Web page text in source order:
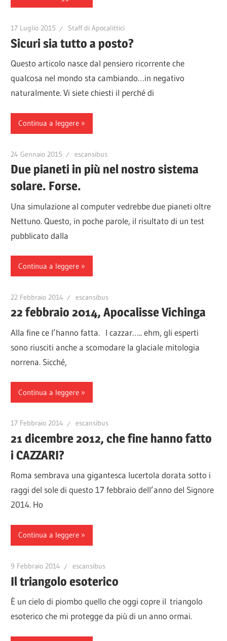
17 Luglio 2015 Staff di Apocalittici
Sicuri sia tutto a posto?
Questo articolo nasce dal pensiero ricorrente che
qualcosa nel mondo sta cambiando…in negativo
naturalmente. Vi siete chiesti il perché di
Continua a leggere
24 Gennaio 2015 escansibus
Due pianeti in più nel nostro sistema
solare. Forse.
Una simulazione al computer vedrebbe due pianeti oltre
Nettuno. Questo, in poche parole, il risultato di un test
pubblicato dalla
Continua a leggere
22 Febbraio 2014 escansibus
22 febbraio 2014, Apocalisse Vichinga
Alla fine ce l’hanno fatta. I cazzar….. ehm, gli esperti
sono riusciti anche a scomodare la glaciale mitologia
norrena. Sicché,
Continua a leggere
17 Febbraio 2014 escansibus
21 dicembre 2012, che fine hanno fatto
i CAZZARI?
Roma sembrava una gigantesca lucertola dorata sotto i
raggi del sole di questo 17 febbraio dell’anno del Signore
2014. Ho
Continua a leggere
9 Febbraio 2014 escansibus
Il triangolo esoterico
È un cielo di piombo quello che oggi copre il triangolo
esoterico che mi protegge da più di un anno ormai.